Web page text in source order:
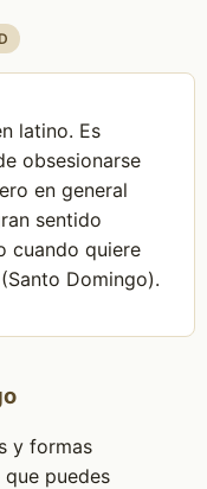
latino. Es
obsesionarse
en general
sentido
cuando quiere
Domingo).
y formas
que puedes